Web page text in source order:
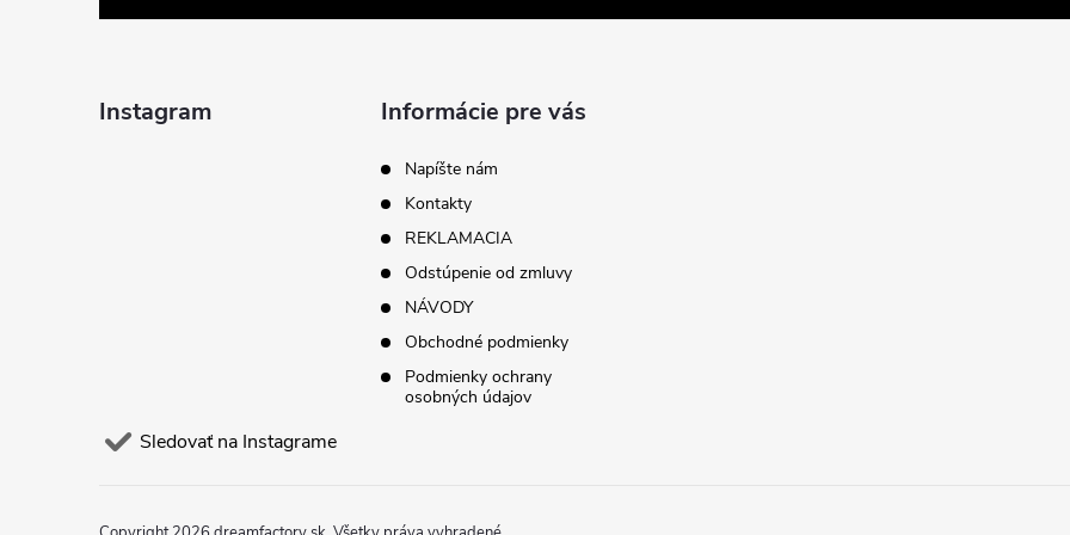
Instagram
Sledovať na Instagrame
Informácie pre vás
Napíšte nám
Kontakty
REKLAMACIA
Odstúpenie od zmluvy
NÁVODY
Obchodné podmienky
Podmienky ochrany
osobných údajov